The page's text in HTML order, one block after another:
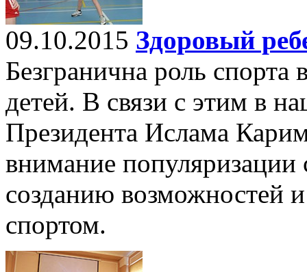
09.10.2015 Здоровый
Безгранична роль спорта
детей. В связи с этим в
Президента Ислама
внимание
созданию возможностей
спортом.